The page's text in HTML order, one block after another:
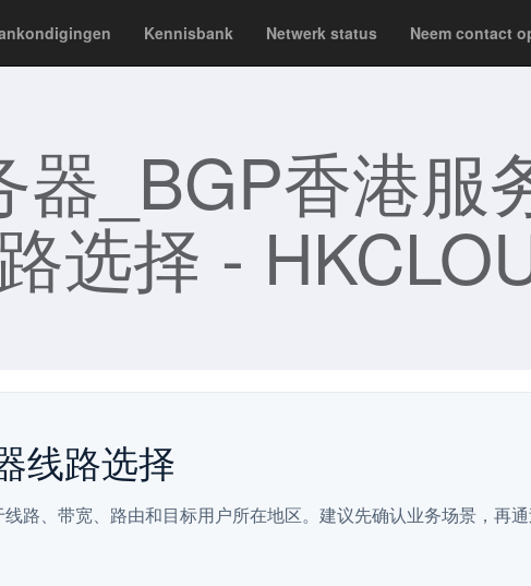
Kennisbank Netwerk status Neem contact
器_BGP香港服
选择 -
线路选择
路、带宽、路由和目标用户所在地区。建议先确认业务场景，再